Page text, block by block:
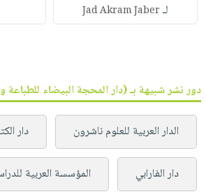
لـ Jad Akram Jaber
دور نشر شبيهة بـ (دار المحجة البيضاء للطباعة
الدار العربية للعلوم ناشرون دار
دار الفارابي المؤسسة العربية